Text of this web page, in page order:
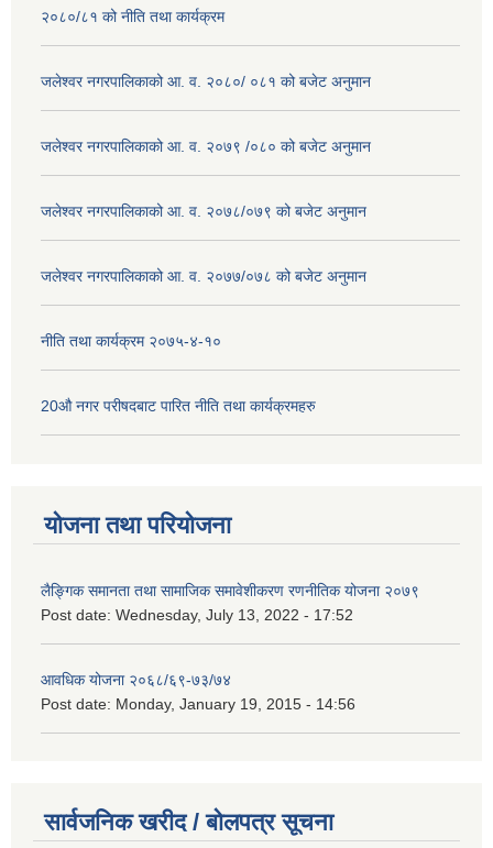
२०८०/८१ को नीति तथा कार्यक्रम
जलेश्वर नगरपालिकाको आ. व. २०८०/ ०८१ को बजेट अनुमान
जलेश्वर नगरपालिकाको आ. व. २०७९ /०८० को बजेट अनुमान
जलेश्वर नगरपालिकाको आ. व. २०७८/०७९ को बजेट अनुमान
जलेश्वर नगरपालिकाको आ. व. २०७७/०७८ को बजेट अनुमान
नीति तथा कार्यक्रम २०७५-४-१०
20औ नगर परीषदबाट पारित नीति तथा कार्यक्रमहरु
योजना तथा परियोजना
लैङ्गिक समानता तथा सामाजिक समावेशीकरण रणनीतिक योजना २०७९
Post date: Wednesday, July 13, 2022 - 17:52
आवधिक योजना २०६८/६९-७३/७४
Post date: Monday, January 19, 2015 - 14:56
सार्वजनिक खरीद / बोलपत्र सूचना